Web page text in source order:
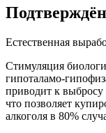
Естественная
Стимуляция
гипоталамо-
приводит к выбросу
что позволяет
алкоголя в 80%